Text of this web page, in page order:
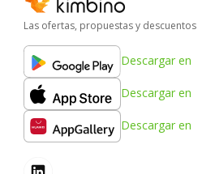
Las ofertas, propuestas y descuentos
Descargar en
Descargar en
Descargar en